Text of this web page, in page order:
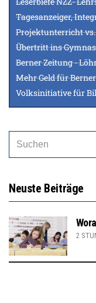
Tagesanzeiger,
Projektunterricht
Übertritt ins
Berner Zeitung -
Mehr Geld für
Volksinitiative für
Neuste Beiträge
2